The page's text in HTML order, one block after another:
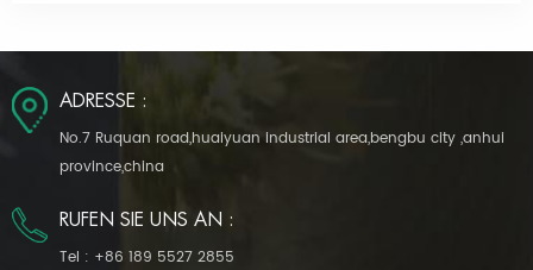
ADRESSE :
No.7 Ruquan road,huaiyuan industrial area,bengbu city ,anhui
province,china
RUFEN SIE UNS AN :
Tel : +86 189 5527 2855